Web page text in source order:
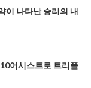
이 나타난 승리의 내
어시스트로 트리플